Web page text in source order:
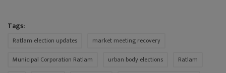
Tags:
Ratlam election updates
market meeting recovery
Municipal Corporation Ratlam
urban body elections Ratlam